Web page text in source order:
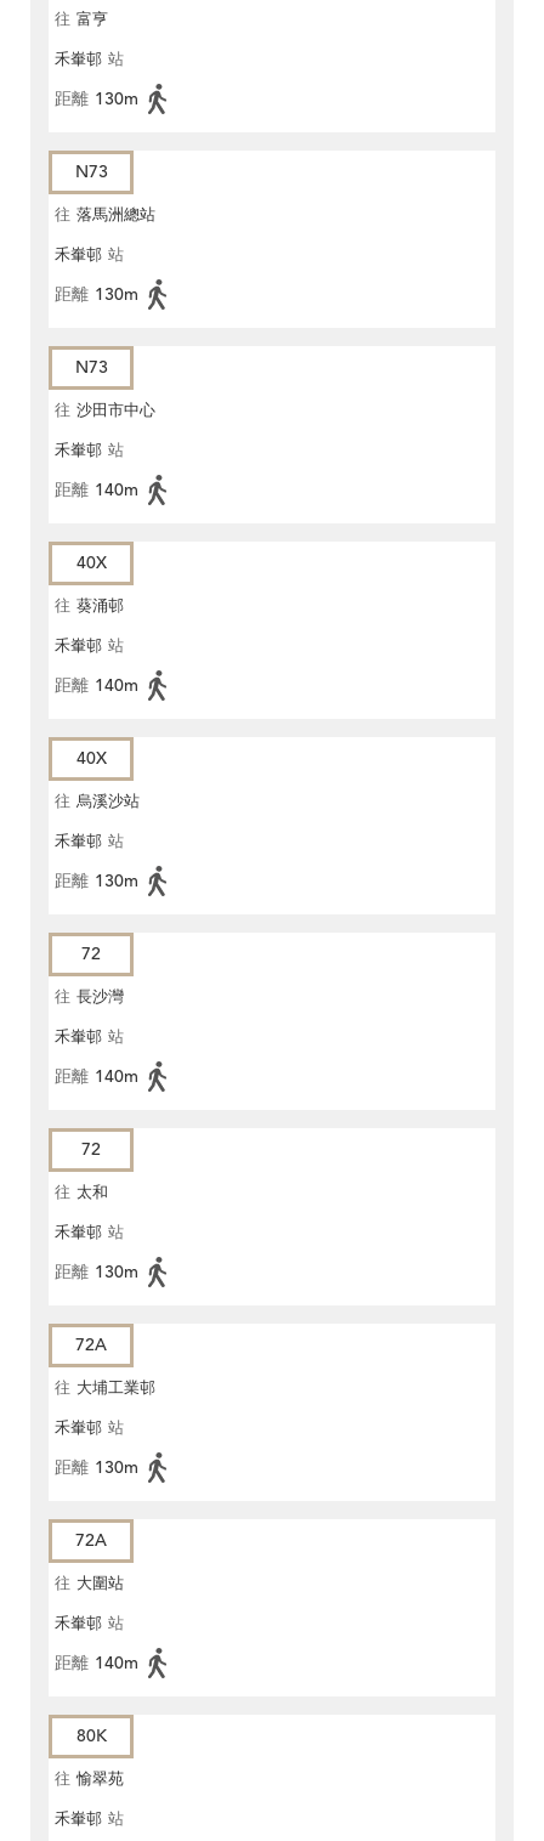
往 富亨
禾輋邨 站
距離 130m
N73
往 落馬洲總站
禾輋邨 站
距離 130m
N73
往 沙田市中心
禾輋邨 站
距離 140m
40X
往 葵涌邨
禾輋邨 站
距離 140m
40X
往 烏溪沙站
禾輋邨 站
距離 130m
72
往 長沙灣
禾輋邨 站
距離 140m
72
往 太和
禾輋邨 站
距離 130m
72A
往 大埔工業邨
禾輋邨 站
距離 130m
72A
往 大圍站
禾輋邨 站
距離 140m
80K
往 愉翠苑
禾輋邨 站